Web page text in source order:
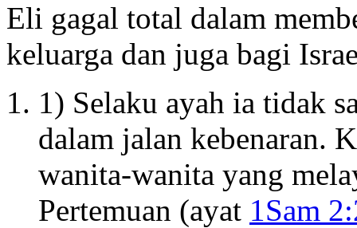
Eli gagal total dalam
keluarga dan juga bagi
1) Selaku ayah ia tidak
dalam jalan kebenaran.
wanita-wanita yang
Pertemuan (ayat 1Sam